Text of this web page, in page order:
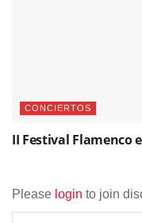
CONCIERTOS
II Festival Flamenco
Please login to join